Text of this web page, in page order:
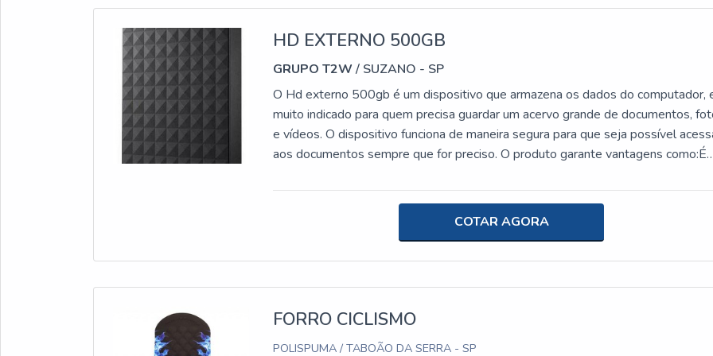
HD EXTERNO 500GB
GRUPO T2W / SUZANO - SP
O Hd externo 500gb é um dispositivo que armazena os dados do computador,
muito indicado para quem precisa guardar um acervo grande de documentos,
e vídeos. O dispositivo funciona de maneira segura para que seja possível
aos documentos sempre que for preciso. O produto garante vantagens como:É
a empresaPara sempre garantir os produtos e serviços da mais alta qualidade,
preciso entrar em contato com uma empresa qualificada no mercado. Sendo
uma logística própria, e um excelente estoque de equipamentos. A empresa
garante qualidade ao revender as principais marcas do mercado, como por
COTAR AGORA
FORRO CICLISMO
POLISPUMA / TABOÃO DA SERRA - SP